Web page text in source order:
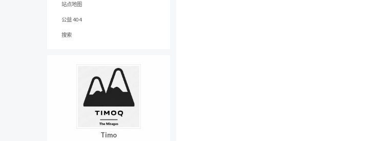
站点地图
公益 404
搜索
Timo